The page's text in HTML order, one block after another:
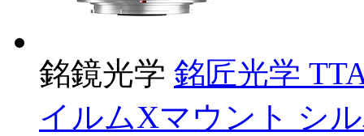
銘鏡光学 銘匠光学
イルムXマウント シ